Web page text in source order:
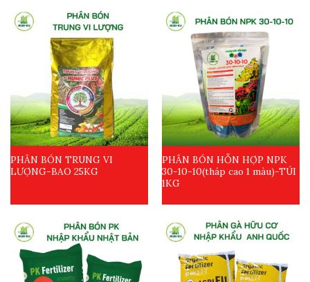
PHÂN BÓN TRUNG VI
LƯỢNG-BAO 25KG
PHÂN BÓN HỖN HỢP NPK
30-10-10(tháp cao 1 màu)-TÚI
1KG